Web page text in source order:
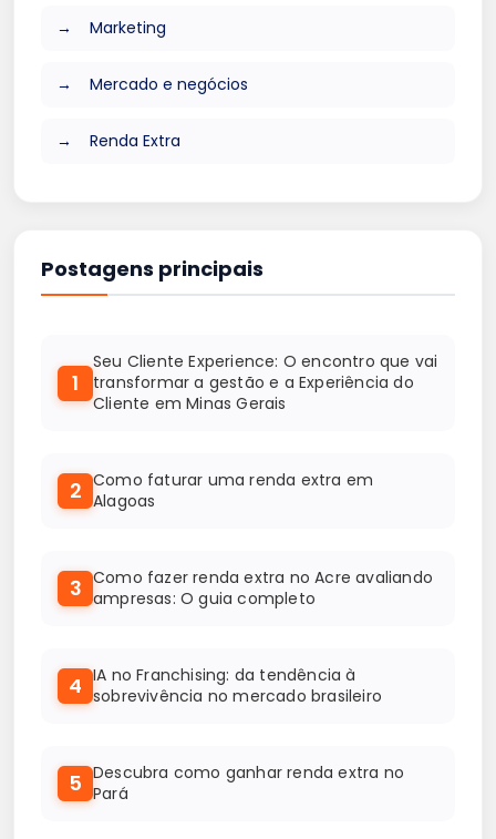
Marketing
Mercado e negócios
Renda Extra
Postagens principais
1
Seu Cliente Experience: O encontro que vai
transformar a gestão e a Experiência do
Cliente em Minas Gerais
2 Como faturar uma renda extra em
Alagoas
3 Como fazer renda extra no Acre avaliando
ampresas: O guia completo
4 IA no Franchising: da tendência à
sobrevivência no mercado brasileiro
5 Descubra como ganhar renda extra no
Pará